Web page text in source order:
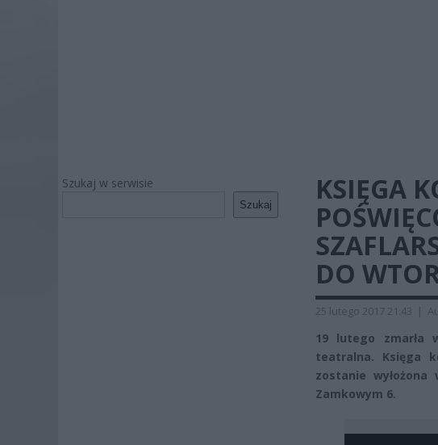
Szukaj w serwisie
Szukaj
KSIĘGA
DO
25 lutego 2017 21:43 |
19 lutego zmarła
teatralna. Księga
zostanie wyłożona
Zamkowym 6.